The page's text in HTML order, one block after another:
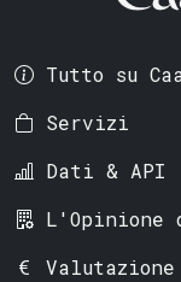
Tutto su
Servizi
Dati & API
L'Opinione